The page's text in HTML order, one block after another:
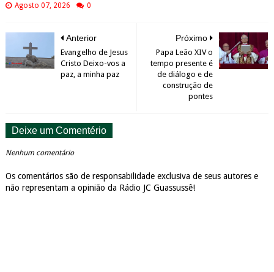
Agosto 07, 2026 0
Próximo
Papa Leão XIV o
tempo presente é
de diálogo e de
construção de
pontes
Anterior
Evangelho de Jesus
Cristo Deixo-vos a
paz, a minha paz
Deixe um Comentério
Nenhum comentário
Os comentários são de responsabilidade exclusiva de seus autores e
não representam a opinião da Rádio JC Guassussê!